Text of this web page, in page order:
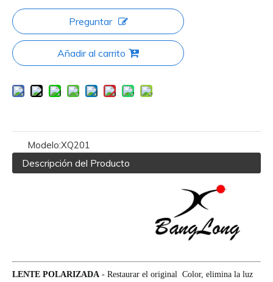
Preguntar
Añadir al carrito
Modelo:XQ201
Descripción del Producto
LENTE POLARIZADA - Restaurar el original Color, elimina la luz